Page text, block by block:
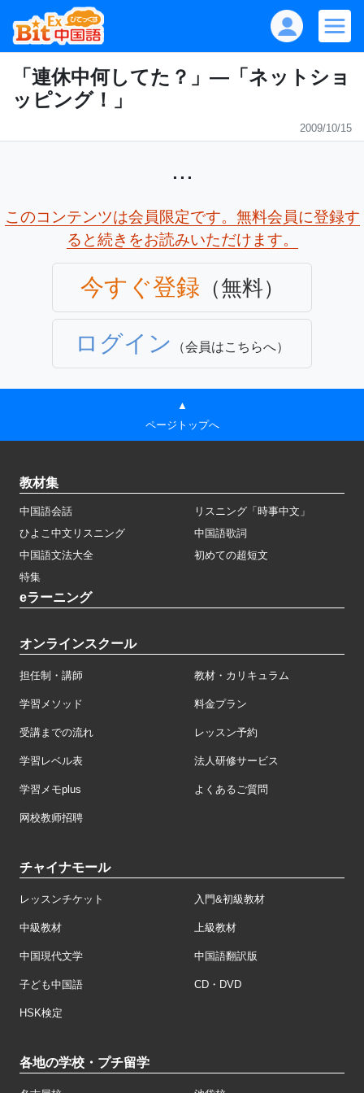
「連休中何してた？」―「ネットショ
ッピング！」
2009/10/15
...
このコンテンツは会員限定です。無料会員に登録す
ると続きをお読みいただけます。
今すぐ登録 （無料）
ログイン （会員はこちらへ）
▲
ページトップへ
教材集
中国語会話
リスニング「時事中文」
ひよこ中文リスニング
中国語歌詞
中国語文法大全
初めての超短文
特集
eラーニング
オンラインスクール
担任制・講師 教材・カリキュラム
学習メソッド 料金プラン
受講までの流れ レッスン予約
学習レベル表 法人研修サービス
学習メモplus よくあるご質問
网校教师招聘
チャイナモール
レッスンチケット 入門&初級教材
中級教材 上級教材
中国現代文学 中国語翻訳版
子ども中国語 CD・DVD
HSK検定
各地の学校・プチ留学